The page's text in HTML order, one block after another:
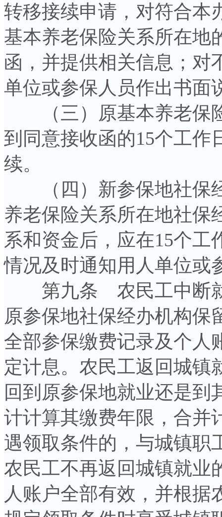
转移接续申请，对符合本
基本养老保险关系所在地
函，并提供相关信息；对
单位或参保人员作出书面
（三）原基本养老保
到同意接收函的15个工作
续。
（四）新参保地社保
养老保险关系所在地社保
系和资金后，应在15个工
情况及时通知用人单位或
第九条 农民工中断就
原参保地社保经办机构保
全部参保缴费记录及个人
定计息。农民工返回城镇
回到原参保地就业还是到
计计算其缴费年限，合并
遇领取条件的，与城镇职
农民工不再返回城镇就业
人账户全部有效，并根据